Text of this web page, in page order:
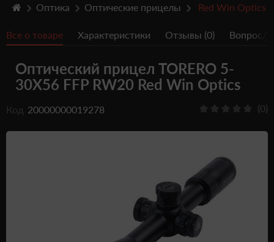
Травматическое оружие
Пистолеты
Оптика
Тюнинг
Подарочные Сертификати
Оптика Оптические прицелы Red Win Optics
Все о товаре Характеристики Отзывы (0) Вопрос/
Оптический прицел TORERO 5-
30X56 FFP RW20 Red Win Optics
Код 20000000019278 (0)